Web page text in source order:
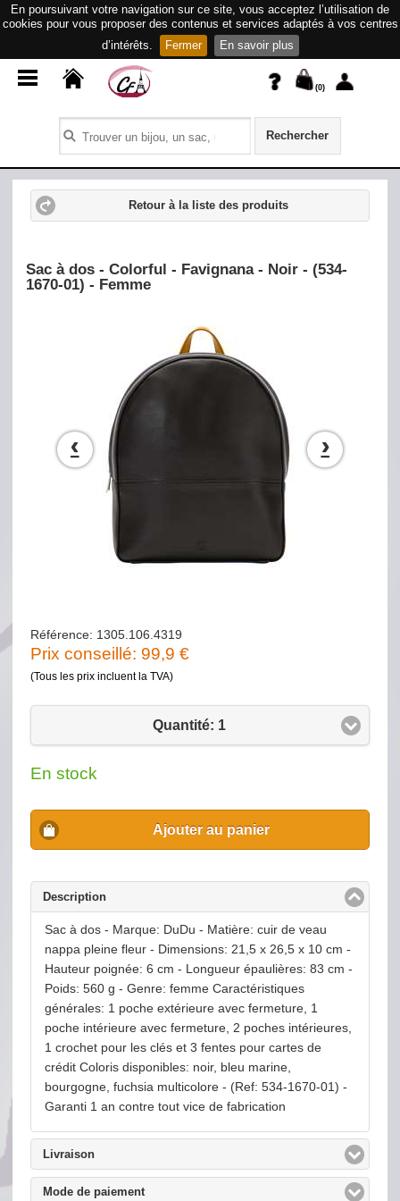
En poursuivant votre navigation sur ce site, vous acceptez l’utilisation de
cookies pour vous proposer des contenus et services adaptés à vos centres
d’intérêts.
Fermer En savoir plus
(0)
Rechercher
Retour à la liste des produits
Sac à dos - Colorful - Favignana - Noir - (534-
1670-01) - Femme
‹ ›
Référence: 1305.106.4319
Prix conseillé: 99,9 €
(Tous les prix incluent la TVA)
Quantité: 1
En stock
Ajouter au panier
Descriptionclick to collapse contents
Sac à dos - Marque: DuDu - Matière: cuir de veau
nappa pleine fleur - Dimensions: 21,5 x 26,5 x 10 cm -
Hauteur poignée: 6 cm - Longueur épaulières: 83 cm -
Poids: 560 g - Genre: femme Caractéristiques
générales: 1 poche extérieure avec fermeture, 1
poche intérieure avec fermeture, 2 poches intérieures,
1 crochet pour les clés et 3 fentes pour cartes de
crédit Coloris disponibles: noir, bleu marine,
bourgogne, fuchsia multicolore - (Ref: 534-1670-01) -
Garanti 1 an contre tout vice de fabrication
Livraisonclick to expand contents
Mode de paiementclick to expand contents